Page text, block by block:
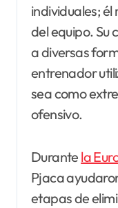
individuales;
del equipo.
a diversas
entrenador
sea como
ofensivo.
Durante la
Pjaca
etapas de